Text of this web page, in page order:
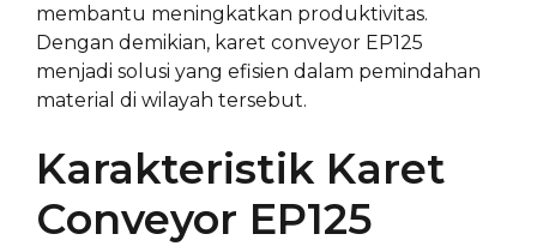
membantu meningkatkan produktivitas.
Dengan demikian, karet conveyor EP125
menjadi solusi yang efisien dalam pemindahan
material di wilayah tersebut.
Karakteristik Karet
Conveyor EP125